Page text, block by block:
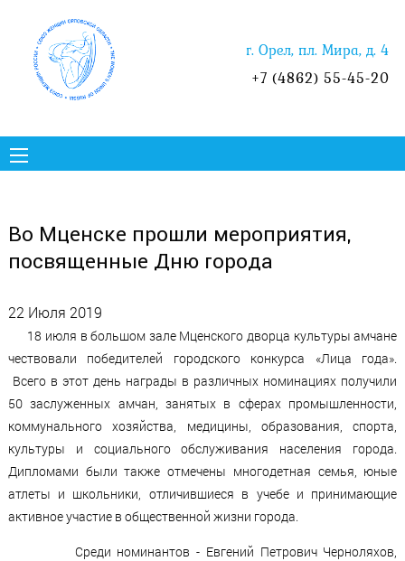
г. Орел, пл. Мира, д. 4
+7 (4862) 55-45-20
Во Мценске прошли мероприятия,
посвященные Дню города
22 Июля 2019
18 июля в большом зале Мценского дворца культуры амчане
чествовали победителей городского конкурса «Лица года».
Всего в этот день награды в различных номинациях получили
50 заслуженных амчан, занятых в сферах промышленности,
коммунального хозяйства, медицины, образования, спорта,
культуры и социального обслуживания населения города.
Дипломами были также отмечены многодетная семья, юные
атлеты и школьники, отличившиеся в учебе и принимающие
активное участие в общественной жизни города.
Среди номинантов - Евгений Петрович Черноляхов,